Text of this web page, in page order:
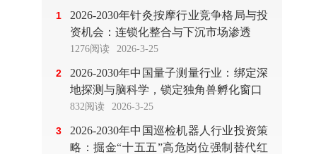
1
2026-2030年针灸按摩行业竞争格局与投
资机会：连锁化整合与下沉市场渗透
1276阅读 2026-3-25
2
2026-2030年中国量子测量行业：绑定深
地探测与脑科学，锁定独角兽孵化窗口
832阅读 2026-3-25
3
2026-2030年中国巡检机器人行业投资策
略：掘金“十五五”高危岗位强制替代红